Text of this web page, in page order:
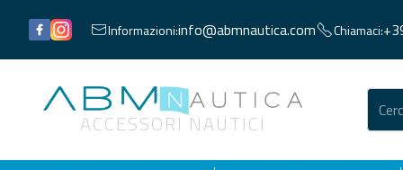
Informazioni:info@abmnautica.com Chiamaci:
Facebook
Instagram
Abm Nautica
ACCESSORI NAUTICI